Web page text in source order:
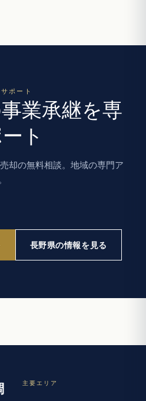
ポート
業承継を専
ト
却の無料相談。地域の専門ア
長野県の情報を見る
主要エリア